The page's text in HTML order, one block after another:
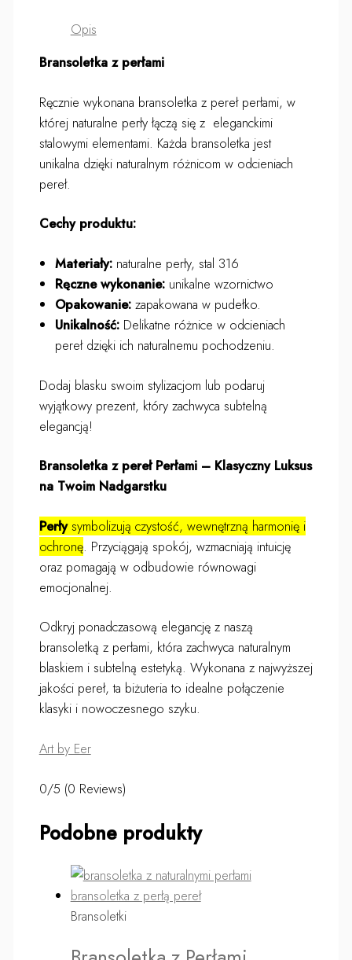
Opis
Bransoletka z perłami
Ręcznie wykonana bransoletka z pereł perłami, w
której naturalne perły łączą się z eleganckimi
stalowymi elementami. Każda bransoletka jest
unikalna dzięki naturalnym różnicom w odcieniach
pereł.
Cechy produktu:
Materiały:naturalne perły, stal 316
Ręczne wykonanie:unikalne wzornictwo
Opakowanie:zapakowana w pudełko.
Unikalność:Delikatne różnice w odcieniach
pereł dzięki ich naturalnemu pochodzeniu.
Dodaj blasku swoim stylizacjom lub podaruj
wyjątkowy prezent, który zachwyca subtelną
elegancją!
Bransoletka z pereł Perłami – Klasyczny Luksus
na Twoim Nadgarstku
Perłysymbolizują czystość, wewnętrzną harmonię i
ochronę. Przyciągają spokój, wzmacniają intuicję
oraz pomagają w odbudowie równowagi
emocjonalnej.
Odkryj ponadczasową elegancję z naszą
bransoletką z perłami, która zachwyca naturalnym
blaskiem i subtelną estetyką. Wykonana z najwyższej
jakości pereł, ta biżuteria to idealne połączenie
klasyki i nowoczesnego szyku.
Art by Eer
0/5 (0 Reviews)
Podobne produkty
Bransoletki